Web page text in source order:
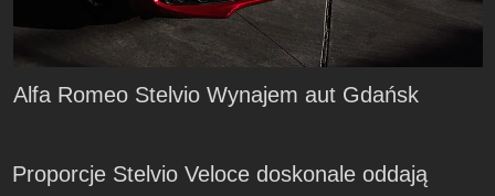
Alfa Romeo Stelvio Wynajem aut Gdańsk
Proporcje Stelvio Veloce doskonale oddają